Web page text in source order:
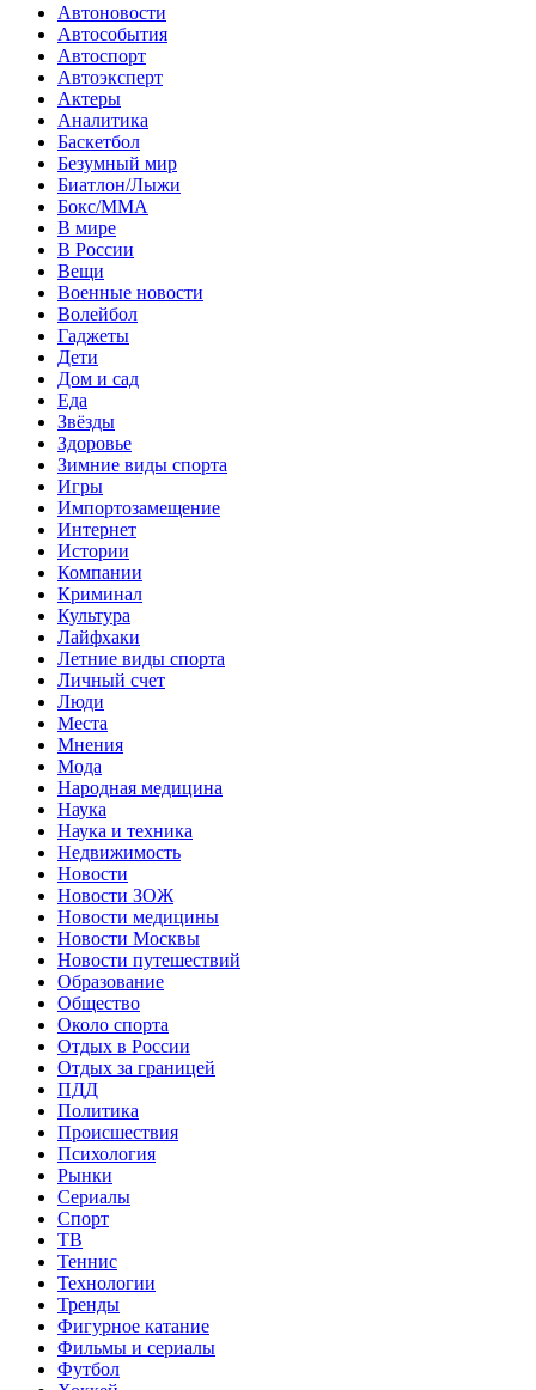
Автоновости
Автособытия
Автоспорт
Автоэксперт
Актеры
Аналитика
Баскетбол
Безумный мир
Биатлон/Лыжи
Бокс/MMA
В мире
В России
Вещи
Военные новости
Волейбол
Гаджеты
Дети
Дом и сад
Еда
Звёзды
Здоровье
Зимние виды спорта
Игры
Импортозамещение
Интернет
Истории
Компании
Криминал
Культура
Лайфхаки
Летние виды спорта
Личный счет
Люди
Места
Мнения
Мода
Народная медицина
Наука
Наука и техника
Недвижимость
Новости
Новости ЗОЖ
Новости медицины
Новости Москвы
Новости путешествий
Образование
Общество
Около спорта
Отдых в России
Отдых за границей
ПДД
Политика
Происшествия
Психология
Рынки
Сериалы
Спорт
ТВ
Теннис
Технологии
Тренды
Фигурное катание
Фильмы и сериалы
Футбол